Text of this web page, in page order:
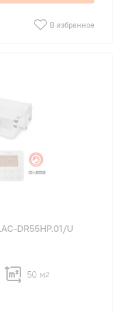
В избранное
DR55HP.01/U
50 м2